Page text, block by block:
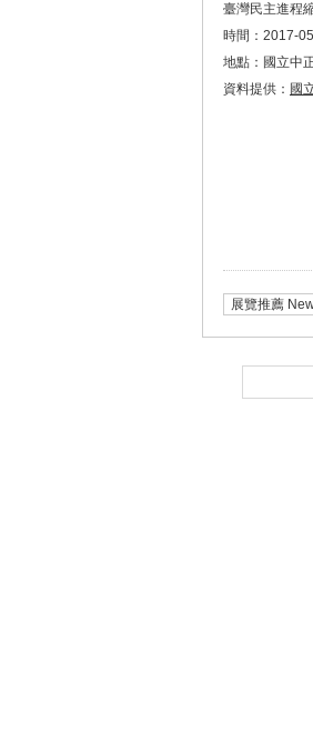
臺灣民主進程
時間：2017-
地點：國立中
資料提供： 國
展覽推薦